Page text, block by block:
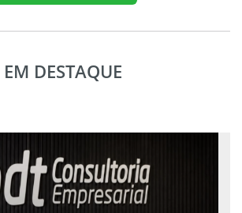
EM DESTAQUE